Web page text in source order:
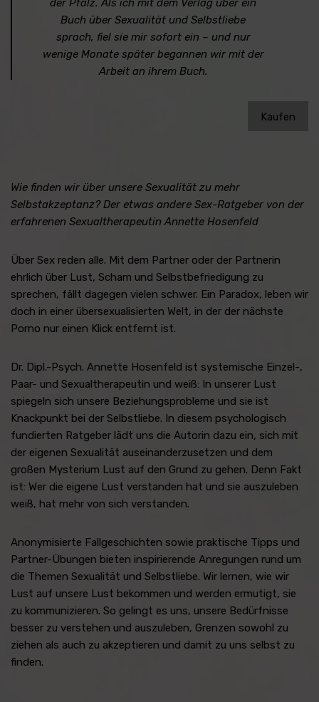
der Pfalz. Als ich mit dem Verlag über ein
Buch über Sexualität und Selbstliebe
sprach, fiel sie mir sofort ein – und nur
wenige Monate später begannen wir mit der
Arbeit an ihrem Buch.
Kaufen
Wie finden wir über unsere Sexualität zu mehr
Selbstakzeptanz? Der etwas andere Sex-Ratgeber von der
erfahrenen Sexualtherapeutin Annette Hosenfeld
Über Sex reden alle. Mit dem Partner oder der Partnerin
ehrlich über Lust, Scham und Selbstbefriedigung zu
sprechen, fällt dagegen vielen schwer. Ein Paradox, leben wir
doch in einer übersexualisierten Welt, in der der nächste
Porno nur einen Klick entfernt ist.
Dr. Dipl.-Psych. Annette Hosenfeld ist systemische Einzel-,
Paar- und Sexualtherapeutin und weiß: In unserer Lust
spiegeln sich unsere Beziehungsprobleme und sie ist
Knackpunkt bei der Selbstliebe. In diesem psychologisch
fundierten Ratgeber lädt uns die Autorin dazu ein, sich mit
der eigenen Sexualität auseinanderzusetzen und dem
großen Mysterium Lust auf den Grund zu gehen. Denn Fakt
ist: Wer die eigene Lust verstanden hat und sie auszuleben
weiß, hat mehr von sich verstanden.
Anonymisierte Fallgeschichten sowie praktische Tipps und
Partner-Übungen bieten inspirierende Anregungen rund um
die Themen Sexualität und Selbstliebe. Wir lernen, wie wir
Lust auf unsere Lust bekommen und werden ermutigt, sie
zu kommunizieren. So gelingt es uns, unsere Bedürfnisse
besser zu verstehen und auszuleben, Grenzen sowohl zu
ziehen als auch zu akzeptieren und damit zu uns selbst zu
finden.